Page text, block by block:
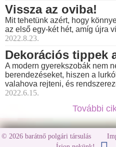
Vissza az oviba!
Mit tehetünk azért, hogy
az első egy-két hét, amíg újra
2022.8.23.
Dekorációs tippek
A modern gyerekszobák nem
berendezéseket, hiszen a
valahova rejteni, és
2022.6.15.
További
© 2026 barátnő polgári társulás